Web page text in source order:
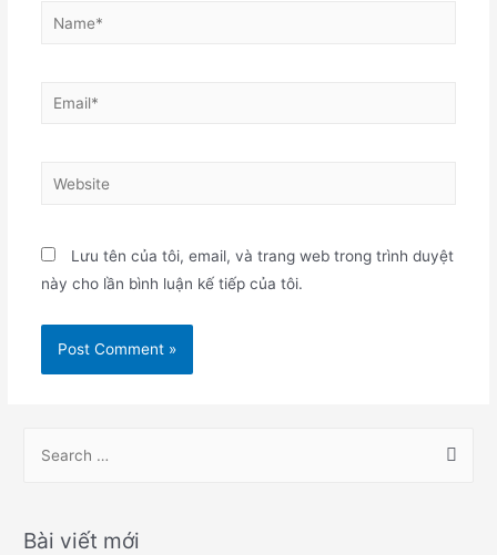
Name*
Email*
Website
Lưu tên của tôi, email, và trang web trong trình duyệt
này cho lần bình luận kế tiếp của tôi.
rBài viết mới